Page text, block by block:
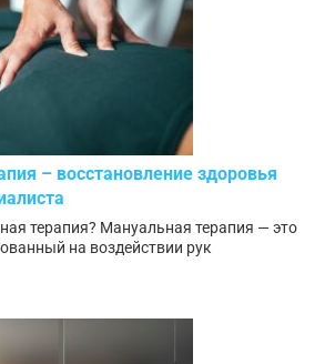
– восстановление здоровья
терапия? Мануальная терапия — это
на воздействии рук